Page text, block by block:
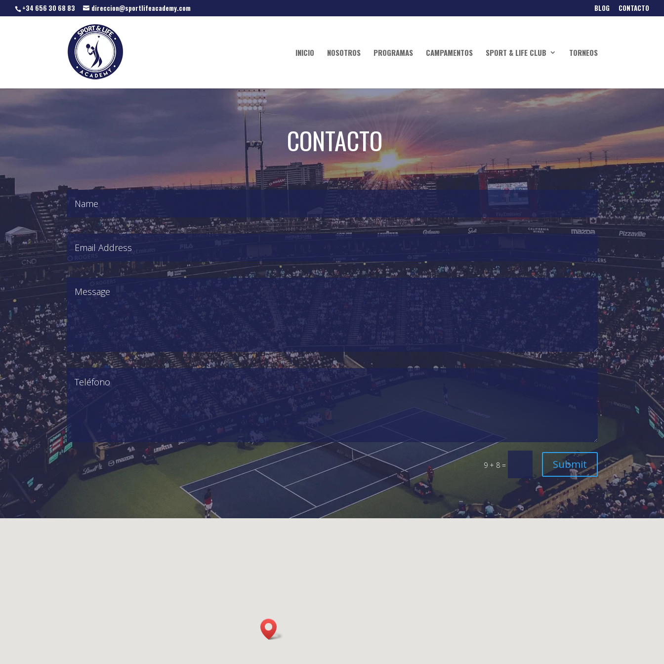
+34 656 30 68 83 direccion@sportlifeacademy.com BLOG CONTACTO
INICIO NOSOTROS PROGRAMAS CAMPAMENTOS SPORT & LIFE CLUB TORNEOS
CONTACTO
9 + 8= Submit